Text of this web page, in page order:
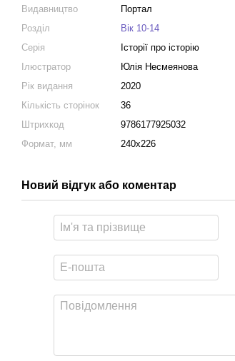
Видавництво
Портал
Розділ
Вік 10-14
Серія
Історії про історію
Ілюстратор
Юлія Несмеянова
Рік видання
2020
Кількість сторінок
36
Штрихкод
9786177925032
Формат, мм
240х226
Новий відгук або коментар